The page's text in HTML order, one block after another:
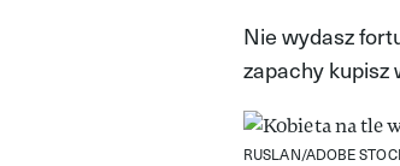
Nie wydasz
zapachy kupisz
RUSLAN/ADOBE